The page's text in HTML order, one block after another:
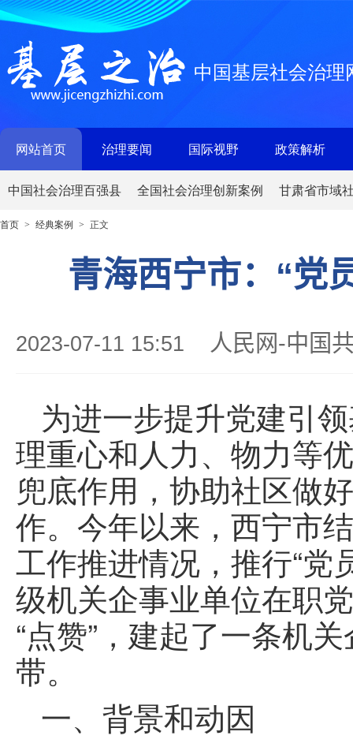
中国基层社会治理
网站首页 治理要闻 国际视野 政策解析
中国社会治理百强县 全国社会治理创新案例 甘肃省市域
首页 > 经典案例 > 正文
青海西宁市：“党
2023-07-11 15:51 人民网-中国
为进一步提升党建引
理重心和人力、物力等
兜底作用，协助社区做
作。今年以来，西宁市
工作推进情况，推行“党
级机关企事业单位在职
“点赞”，建起了一条机
带。
一、背景和动因